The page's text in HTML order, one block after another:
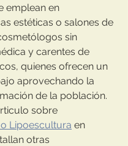
emplean en
estéticas o salones de
sin
y carentes de
quienes ofrecen un
aprovechando la
de la población.
sobre
Lipoescultura en
otras